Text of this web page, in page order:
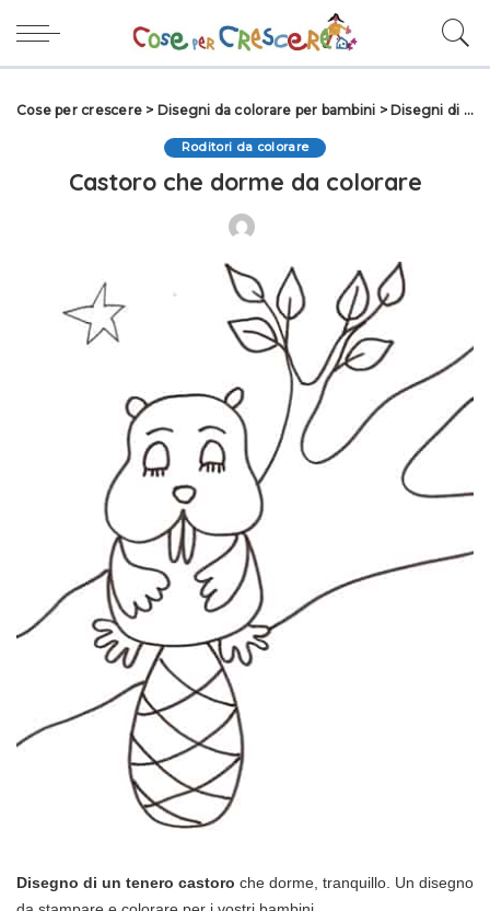
Cose per crescere > Disegni da colorare per bambini > Disegni di Animali da colorare
Roditori da colorare
Castoro che dorme da colorare
Disegno di un tenero castoro che dorme, tranquillo. Un disegno